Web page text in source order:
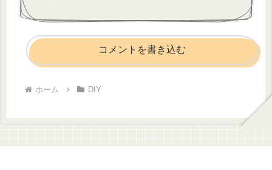
コメントを書き込む
ホーム DIY